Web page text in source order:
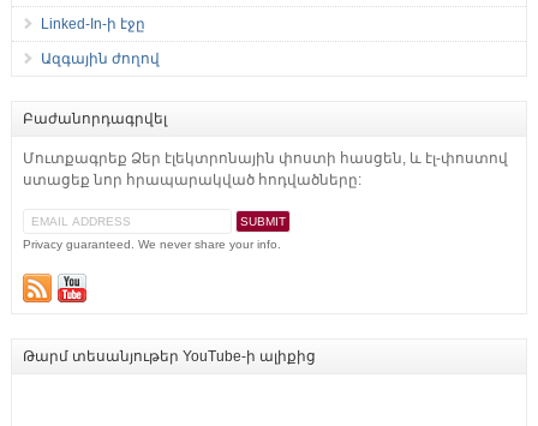
Linked-In-ի էջը
Ազգային ժողով
Բաժանորդագրվել
Մուտքագրեք Ձեր էլեկտրոնային փոստի հասցեն, և էլ-փոստով
ստացեք նոր հրապարակված հոդվածները:
Privacy guaranteed. We never share your info.
Թարմ տեսանյութեր YouTube-ի ալիքից